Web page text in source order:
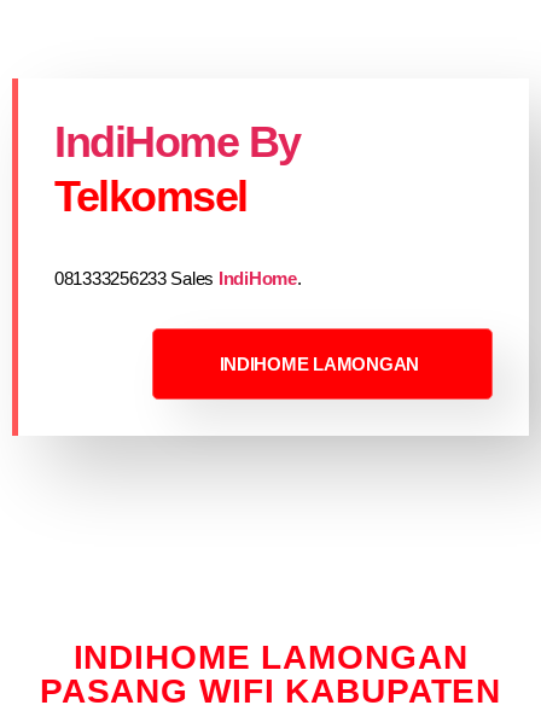
IndiHome By
Telkomsel
081333256233 Sales IndiHome.
INDIHOME LAMONGAN
INDIHOME LAMONGAN
PASANG WIFI KABUPATEN